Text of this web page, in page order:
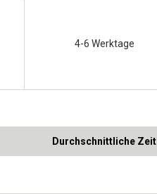
4-6 Werktage
Durchschnittliche Zeit